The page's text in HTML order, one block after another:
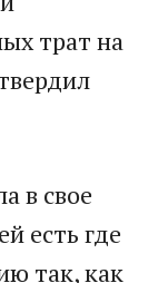
трат на
в свое
есть где
так, как